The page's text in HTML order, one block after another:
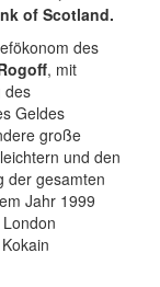
of Scotland.
des
, mit
des
Geldes
große
und den
der gesamten
Jahr 1999